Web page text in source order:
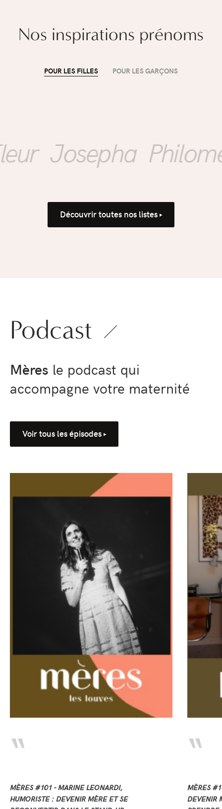
pression
Nos inspirations prénoms
POUR LES FILLES POUR LES GARÇONS
Josepha
Découvrir toutes nos listes
Podcast
Mères le podcast qui
accompagne votre maternité
Voir tous les épisodes
MÈRES #101 - MARINE LEONARDI,
HUMORISTE : DEVENIR MÈRE ET SE
MÈRES
DEVENIR